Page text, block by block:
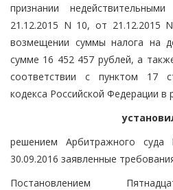
признании
21.12.2015 N 10, от 21.12.2015
возмещении суммы налога на
сумме 16 452 457 рублей, а
соответствии с пунктом 17
кодекса Российской Федерации в
решением Арбитражного суда
30.09.2016 заявленные
Постановлением